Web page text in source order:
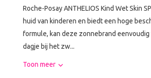
Roche-Posay ANTHELIOS Kind Wet Skin
huid van kinderen en biedt een hoge
formule, kan deze zonnebrand
dagje bij het zw...
Toon meer